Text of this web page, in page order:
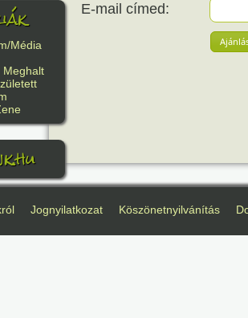
Média
Meghalt
E-mail címed:
Jognyilatkozat Köszönetnyilvánítás